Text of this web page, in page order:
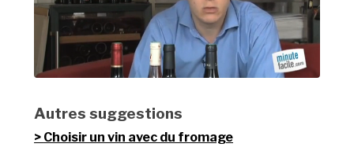
Autres suggestions
Choisir un vin avec du fromage